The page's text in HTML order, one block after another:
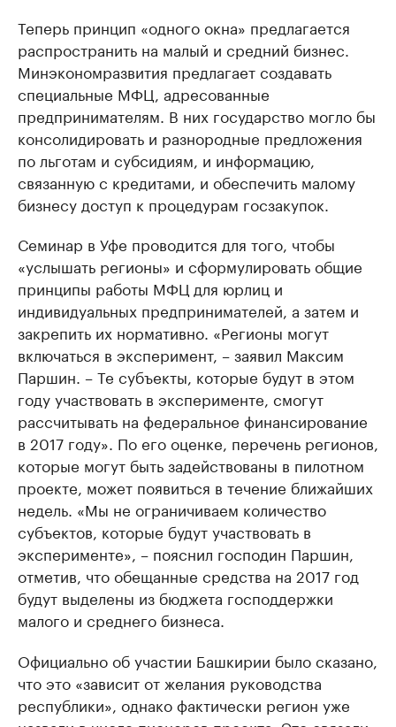
Теперь принцип «одного окна» предлагается
распространить на малый и средний бизнес.
Минэкономразвития предлагает создавать
специальные МФЦ, адресованные
предпринимателям. В них государство могло бы
консолидировать и разнородные предложения
по льготам и субсидиям, и информацию,
связанную с кредитами, и обеспечить малому
бизнесу доступ к процедурам госзакупок.
Семинар в Уфе проводится для того, чтобы
«услышать регионы» и сформулировать общие
принципы работы МФЦ для юрлиц и
индивидуальных предпринимателей, а затем и
закрепить их нормативно. «Регионы могут
включаться в эксперимент, – заявил Максим
Паршин. – Те субъекты, которые будут в этом
году участвовать в эксперименте, смогут
рассчитывать на федеральное финансирование
в 2017 году». По его оценке, перечень регионов,
которые могут быть задействованы в пилотном
проекте, может появиться в течение ближайших
недель. «Мы не ограничиваем количество
субъектов, которые будут участвовать в
эксперименте», – пояснил господин Паршин,
отметив, что обещанные средства на 2017 год
будут выделены из бюджета господдержки
малого и среднего бизнеса.
Официально об участии Башкирии было сказано,
что это «зависит от желания руководства
республики», однако фактически регион уже